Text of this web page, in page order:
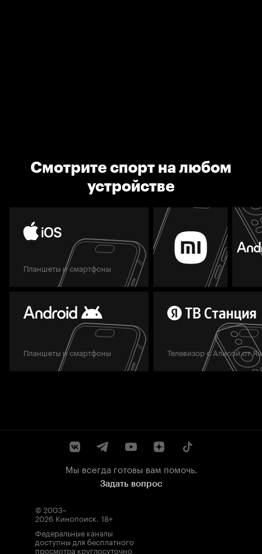
Смотрите спорт на любом
устройстве
Планшеты и смартфоны
Планшеты и смартфоны Телевизор с Алисой от
Мы всегда готовы вам помочь.
Задать вопрос
© 2003–
2026 Кинопоиск. 18+
Федеральные каналы
доступны для бесплатного
просмотра круглосуточно